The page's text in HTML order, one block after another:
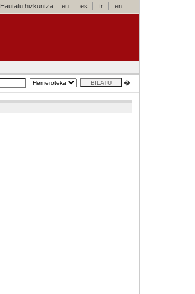
Hautatu hizkuntza: eu es fr en
�